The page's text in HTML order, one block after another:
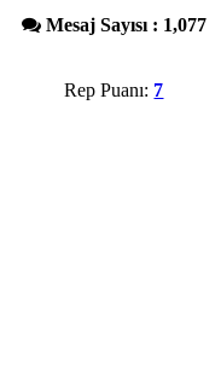
Mesaj Sayısı : 1,077
Rep Puanı: 7